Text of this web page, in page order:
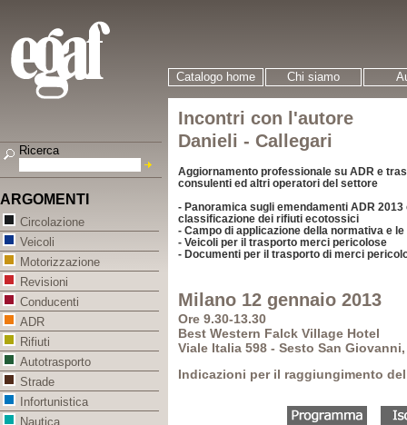
Catalogo home Chi siamo
Incontri con l'autore
Danieli - Callegari
Aggiornamento professionale su ADR e
consulenti ed altri operatori del settore
- Panoramica sugli emendamenti ADR
classificazione dei rifiuti ecotossici
- Campo di applicazione della normativa e
- Veicoli per il trasporto merci pericolose
- Documenti per il trasporto di merci
Milano 12 gennaio 2013
Ore 9.30-13.30
Best Western Falck Village Hotel
Viale Italia 598 - Sesto San
Indicazioni per il raggiungimento
Ricerca
ARGOMENTI
Circolazione
Veicoli
Motorizzazione
Revisioni
Conducenti
ADR
Rifiuti
Autotrasporto
Strade
Infortunistica
Nautica